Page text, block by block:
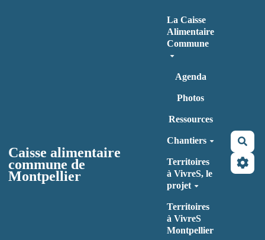
Caisse alimentaire
commune de
Montpellier
La Caisse
Alimentaire
Commune
Agenda
Photos
Ressources
Chantiers
Territoires
à VivreS, le
projet
Territoires
à VivreS
Montpellier